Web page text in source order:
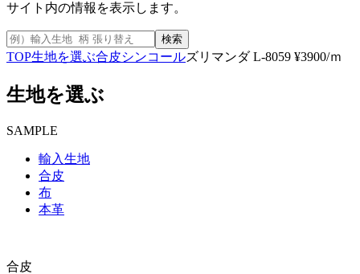
サイト内の情報を表示します。
検索
TOP生地を選ぶ合皮シンコールズリマンダ L-8059 ¥3900/ｍ
生地を選ぶ
SAMPLE
輸入生地
合皮
布
本革
合皮